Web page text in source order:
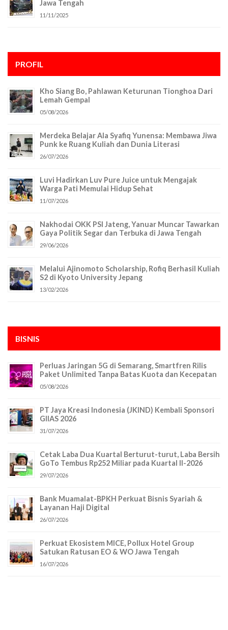
Jawa Tengah
11/11/2025
PROFIL
Kho Siang Bo, Pahlawan Keturunan Tionghoa Dari
Lemah Gempal
05/08/2026
Merdeka Belajar Ala Syafiq Yunensa: Membawa Jiwa
Punk ke Ruang Kuliah dan Dunia Literasi
26/07/2026
Luvi Hadirkan Luv Pure Juice untuk Mengajak
Warga Pati Memulai Hidup Sehat
11/07/2026
Nakhodai OKK PSI Jateng, Yanuar Muncar Tawarkan
Gaya Politik Segar dan Terbuka di Jawa Tengah
29/06/2026
Melalui Ajinomoto Scholarship, Rofiq Berhasil Kuliah
S2 di Kyoto University Jepang
13/02/2026
BISNIS
Perluas Jaringan 5G di Semarang, Smartfren Rilis
Paket Unlimited Tanpa Batas Kuota dan Kecepatan
05/08/2026
PT Jaya Kreasi Indonesia (JKIND) Kembali Sponsori
GIIAS 2026
31/07/2026
Cetak Laba Dua Kuartal Berturut-turut, Laba Bersih
GoTo Tembus Rp252 Miliar pada Kuartal II-2026
29/07/2026
Bank Muamalat-BPKH Perkuat Bisnis Syariah &
Layanan Haji Digital
26/07/2026
Perkuat Ekosistem MICE, Pollux Hotel Group
Satukan Ratusan EO & WO Jawa Tengah
16/07/2026